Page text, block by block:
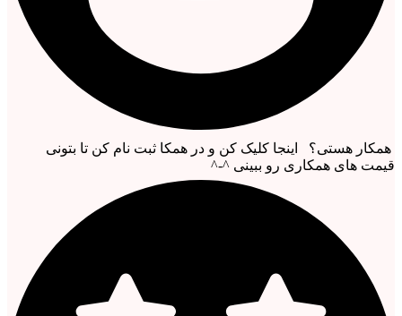
همکار هستی؟ اینجا کلیک کن و در همکا ثبت نام کن تا بتونی
قیمت های همکاری رو ببینی ^-^